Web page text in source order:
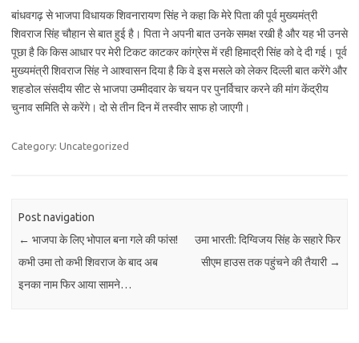
बांधवगढ़ से भाजपा विधायक शिवनारायण सिंह ने कहा कि मेरे पिता की पूर्व मुख्यमंत्री
शिवराज सिंह चौहान से बात हुई है। पिता ने अपनी बात उनके समक्ष रखी है और यह भी उनसे
पूछा है कि किस आधार पर मेरी टिकट काटकर कांग्रेस में रही हिमाद्री सिंह को दे दी गई। पूर्व
मुख्यमंत्री शिवराज सिंह ने आश्वासन दिया है कि वे इस मसले को लेकर दिल्ली बात करेंगे और
शहडोल संसदीय सीट से भाजपा उम्मीदवार के चयन पर पुनर्विचार करने की मांग केंद्रीय
चुनाव समिति से करेंगे। दो से तीन दिन में तस्वीर साफ हो जाएगी।
Category: Uncategorized
Post navigation
← भाजपा के लिए भोपाल बना गले की फांस!
कभी उमा तो कभी शिवराज के बाद अब
इनका नाम फिर आया सामने…
उमा भारती: दिग्विजय सिंह के सहारे फिर
सीएम हाउस तक पहुंचने की तैयारी →